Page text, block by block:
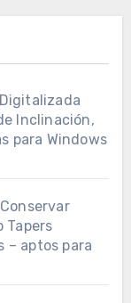
Inclinación,
para Windows
Tapers
– aptos para